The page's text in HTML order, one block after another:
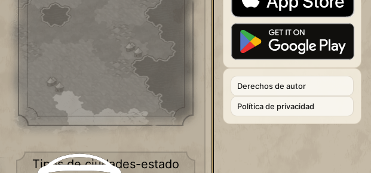
Tipos de ciudades-estado
Derechos de autor
Política de privacidad